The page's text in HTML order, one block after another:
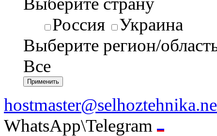
Россия
Украина
Выберите регион/
Все
WhatsApp\Telegram